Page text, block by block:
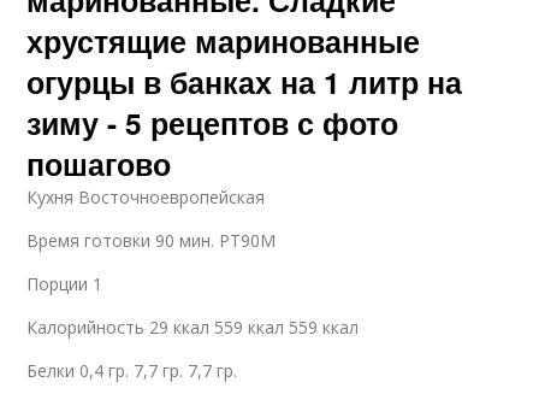
хрустящие маринованные
огурцы в банках на 1 литр на
зиму - 5 рецептов с фото
пошагово
Кухня Восточноевропейская
Время готовки 90 мин. PT90M
Порции 1
Калорийность 29 ккал 559 ккал 559 ккал
Белки 0,4 гр. 7,7 гр. 7,7 гр.